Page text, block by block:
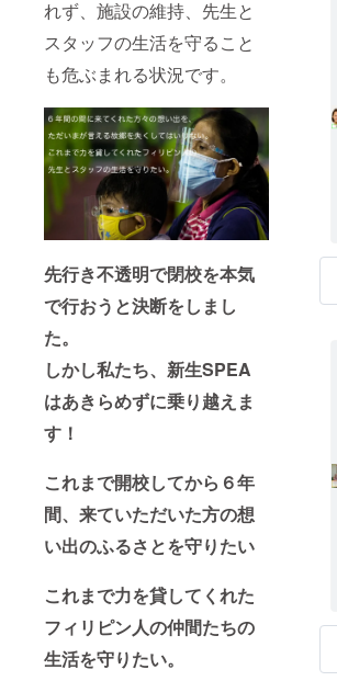
れず、施設の維持、先生と
スタッフの生活を守ること
も危ぶまれる状況です。
先行き不透明で閉校を本気
で行おうと決断をしまし
た。
しかし私たち、新生SPEA
はあきらめずに乗り越えま
す！
これまで開校してから６年
間、来ていただいた方の想
い出のふるさとを守りたい
これまで力を貸してくれた
フィリピン人の仲間たちの
生活を守りたい。